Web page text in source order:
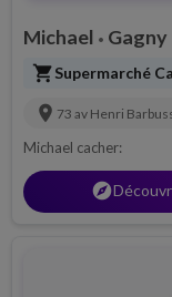
Michael • Gagny
shopping_cartSupermarché
location_on 73 av Henri
Michael cacher:
explorer